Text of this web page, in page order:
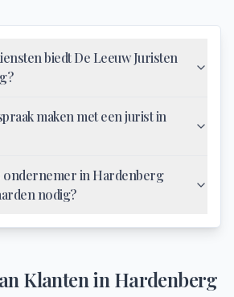
biedt De Leeuw Juristen
maken met een jurist in
ondernemer in Hardenberg
nodig?
Klanten in Hardenberg